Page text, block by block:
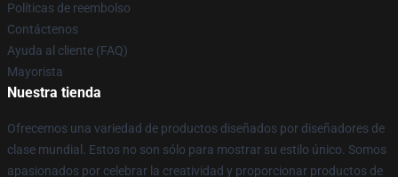
Políticas de reembolso
Contáctenos
Ayuda al cliente (FAQ)
Mayorista
Nuestra tienda
Ofrecemos una variedad de productos diseñados por diseñadores de
clase mundial. Estos no son sólo para mostrar su estilo único. Somos
apasionados por celebrar la creatividad y proporcionar productos de